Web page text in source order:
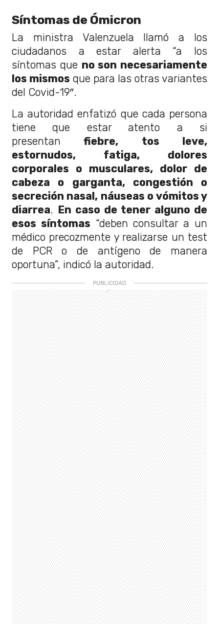
Síntomas de Ómicron
La ministra Valenzuela llamó a los
ciudadanos a estar alerta “a los
síntomas que no son necesariamente
los mismos que para las otras variantes
del Covid-19″.
La autoridad enfatizó que cada persona
tiene que estar atento a si
presentan fiebre, tos leve,
estornudos, fatiga, dolores
corporales o musculares, dolor de
cabeza o garganta, congestión o
secreción nasal, náuseas o vómitos y
diarrea. En caso de tener alguno de
esos síntomas “deben consultar a un
médico precozmente y realizarse un test
de PCR o de antígeno de manera
oportuna”, indicó la autoridad.